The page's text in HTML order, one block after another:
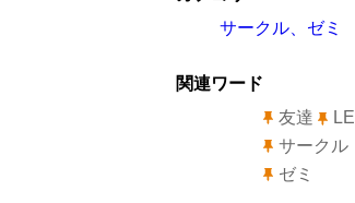
サークル、ゼミ
関連ワード
友達
LE
サークル
ゼミ